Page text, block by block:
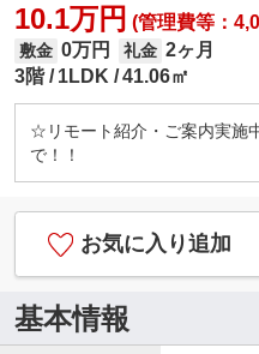
10.1万円 (管理費等：
敷金 0万円 礼金 2ヶ月
3階
1LDK 41.06㎡
☆リモート紹介・ご案内実施
で！！
お気に入り追加
基本情報